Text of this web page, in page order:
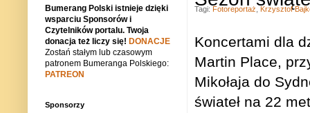
Koncertami dla
Martin Place,
Mikołaja do
świateł na 22
Tagi: Fotoreportaż Krzysztof
Bumerang Polski istnieje dzięki
wsparciu Sponsorów i
Czytelników portalu. Twoja
donacja też liczy się! DONACJE
Zostań stałym lub czasowym
patronem Bumeranga Polskiego:
PATREON
Sponsorzy